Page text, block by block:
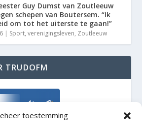
toestemming
Guy Dumst van Zoutleeuw
schepen van Boutersem. “Ik
om tot het uiterste te gaan!”
| Sport,verenigingsleven, Zoutleeuw
TRUDOFM
TrudoFM